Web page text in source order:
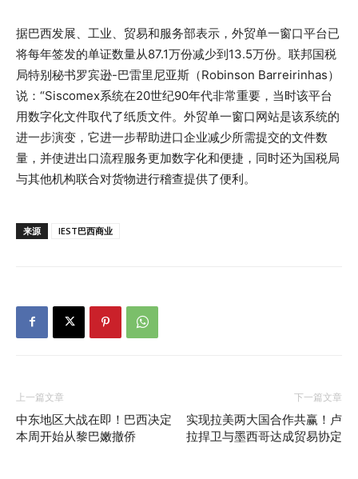
据巴西发展、工业、贸易和服务部表示，外贸单一窗口平台已
将每年签发的单证数量从87.1万份减少到13.5万份。联邦国税
局特别秘书罗宾逊-巴雷里尼亚斯（Robinson Barreirinhas）
说：“Siscomex系统在20世纪90年代非常重要，当时该平台
用数字化文件取代了纸质文件。外贸单一窗口网站是该系统的
进一步演变，它进一步帮助进口企业减少所需提交的文件数
量，并使进出口流程服务更加数字化和便捷，同时还为国税局
与其他机构联合对货物进行稽查提供了便利。
来源 IEST巴西商业
上一篇文章
中东地区大战在即！巴西决定
本周开始从黎巴嫩撤侨
下一篇文章
实现拉美两大国合作共赢！卢
拉捍卫与墨西哥达成贸易协定